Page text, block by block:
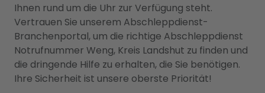
Ihnen rund um die Uhr zur Verfügung steht.
Vertrauen Sie unserem Abschleppdienst-
Branchenportal, um die richtige Abschleppdienst
Notrufnummer Weng, Kreis Landshut zu finden und
die dringende Hilfe zu erhalten, die Sie benötigen.
Ihre Sicherheit ist unsere oberste Priorität!